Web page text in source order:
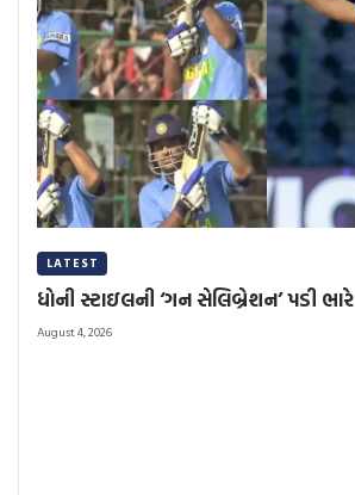
LATEST
ધોની સ્ટાઇલની ‘ગન સેલિબ્રેશન’ પડી ભારે
August 4, 2026